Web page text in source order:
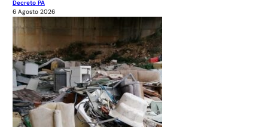
Decreto PA
6 Agosto 2026